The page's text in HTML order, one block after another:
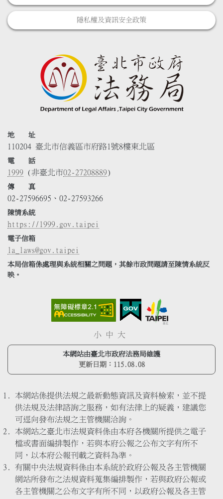
隱私權及資訊安全政策
地 址
110204 臺北市信義區市府路1號8樓東北區
電 話
1999 (非臺北市02-27208889)
傳 真
02-27596695、02-27593266
陳情系統
https://1999.gov.taipei
電子信箱
la_laws@gov.taipei
本局信箱係處理與系統相關之問題，其餘市政問題請至陳情系統反
映。
小 中 大
本網站由臺北市政府法務局維護
更新日期： 115.08.08
本網站係提供法規之最新動態資訊及資料檢索，並不提
供法規及法律諮詢之服務，如有法律上的疑義，建議您
可逕向發布法規之主管機關洽詢。
本網站之臺北市法規資料係由本府各機關所提供之電子
檔或書面編排製作，若與本府公報之公布文字有所不
同，以本府公報刊載之資料為準。
有關中央法規資料係由本系統於政府公報及各主管機關
網站所發布之法規資料蒐集編排製作，若與政府公報或
各主管機關之公布文字有所不同，以政府公報及各主管